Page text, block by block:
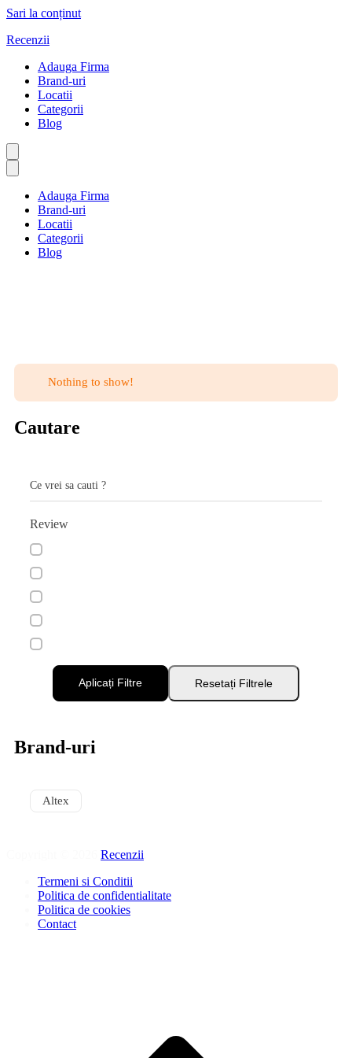
Sari la conținut
Recenzii
Adauga Firma
Brand-uri
Locatii
Categorii
Blog
Adauga Firma
Brand-uri
Locatii
Categorii
Blog
Nothing to show!
Cautare
Ce vrei sa cauti ?
Review
Aplicați Filtre Resetați Filtrele
Brand-uri
Altex
Recenzii
Termeni si Conditii
Politica de confidentialitate
Politica de cookies
Contact